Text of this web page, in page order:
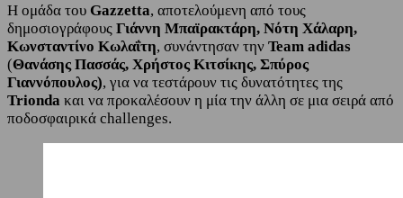
Η ομάδα του Gazzetta, αποτελούμενη από τους
δημοσιογράφους Γιάννη Μπαϊρακτάρη, Νότη Χάλαρη,
Κωνσταντίνο Κωλαΐτη, συνάντησαν την Team adidas
(Θανάσης Πασσάς, Χρήστος Κιτσίκης, Σπύρος
Γιαννόπουλος), για να τεστάρουν τις δυνατότητες της
Trionda και να προκαλέσουν η μία την άλλη σε μια σειρά από
ποδοσφαιρικά challenges.